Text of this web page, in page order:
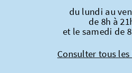
du lundi au
de 8h à
et le samedi de
Consulter tous